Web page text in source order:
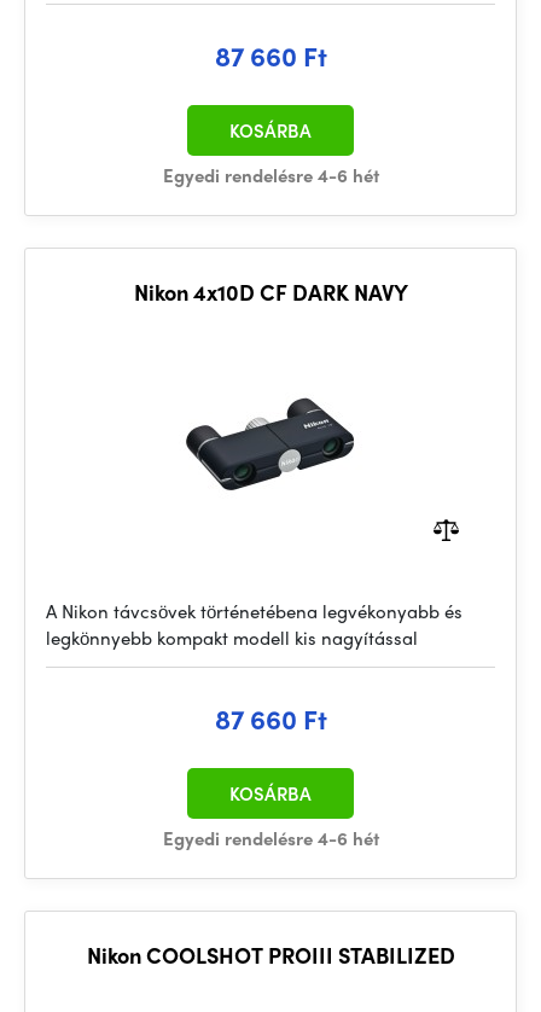
87 660 Ft
Egyedi rendelésre 4-6 hét
KOSÁRBA
Nikon 4x10D CF DARK NAVY
A Nikon távcsövek történetébena legvékonyabb és
legkönnyebb kompakt modell kis nagyítással
87 660 Ft
Egyedi rendelésre 4-6 hét
KOSÁRBA
Nikon COOLSHOT PROIII STABILIZED